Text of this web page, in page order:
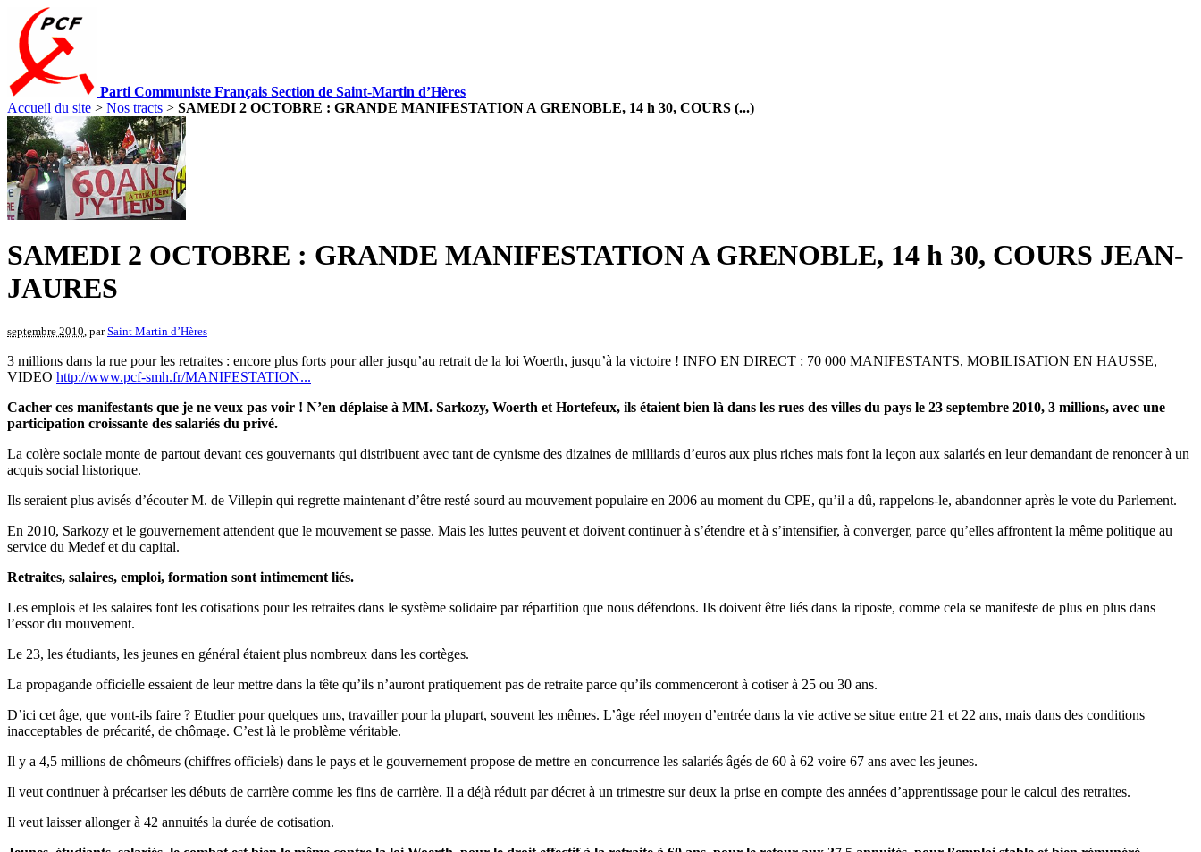
Parti Communiste Français Section de Saint-Martin d’Hères
Accueil du site > Nos tracts > SAMEDI 2 OCTOBRE : GRANDE MANIFESTATION A GRENOBLE, 14 h 30, COURS (...)
SAMEDI 2 OCTOBRE : GRANDE MANIFESTATION A GRENOBLE, 14 h 30, COURS JEAN-
JAURES
septembre 2010 , parSaint Martin d’Hères
3 millions dans la rue pour les retraites : encore plus forts pour aller jusqu’au retrait de la loi Woerth, jusqu’à la victoire ! INFO EN DIRECT : 70 000 MANIFESTANTS, MOBILISATION EN HAUSSE,
VIDEO http://www.pcf-smh.fr/MANIFESTATION...
Cacher ces manifestants que je ne veux pas voir ! N’en déplaise à MM. Sarkozy, Woerth et Hortefeux, ils étaient bien là dans les rues des villes du pays le 23 septembre 2010, 3 millions, avec une
participation croissante des salariés du privé.
La colère sociale monte de partout devant ces gouvernants qui distribuent avec tant de cynisme des dizaines de milliards d’euros aux plus riches mais font la leçon aux salariés en leur demandant de renoncer à un
acquis social historique.
Ils seraient plus avisés d’écouter M. de Villepin qui regrette maintenant d’être resté sourd au mouvement populaire en 2006 au moment du CPE, qu’il a dû, rappelons-le, abandonner après le vote du Parlement.
En 2010, Sarkozy et le gouvernement attendent que le mouvement se passe. Mais les luttes peuvent et doivent continuer à s’étendre et à s’intensifier, à converger, parce qu’elles affrontent la même politique au
service du Medef et du capital.
Retraites, salaires, emploi, formation sont intimement liés.
Les emplois et les salaires font les cotisations pour les retraites dans le système solidaire par répartition que nous défendons. Ils doivent être liés dans la riposte, comme cela se manifeste de plus en plus dans
l’essor du mouvement.
Le 23, les étudiants, les jeunes en général étaient plus nombreux dans les cortèges.
La propagande officielle essaient de leur mettre dans la tête qu’ils n’auront pratiquement pas de retraite parce qu’ils commenceront à cotiser à 25 ou 30 ans.
D’ici cet âge, que vont-ils faire ? Etudier pour quelques uns, travailler pour la plupart, souvent les mêmes. L’âge réel moyen d’entrée dans la vie active se situe entre 21 et 22 ans, mais dans des conditions
inacceptables de précarité, de chômage. C’est là le problème véritable.
Il y a 4,5 millions de chômeurs (chiffres officiels) dans le pays et le gouvernement propose de mettre en concurrence les salariés âgés de 60 à 62 voire 67 ans avec les jeunes.
Il veut continuer à précariser les débuts de carrière comme les fins de carrière. Il a déjà réduit par décret à un trimestre sur deux la prise en compte des années d’apprentissage pour le calcul des retraites.
Il veut laisser allonger à 42 annuités la durée de cotisation.